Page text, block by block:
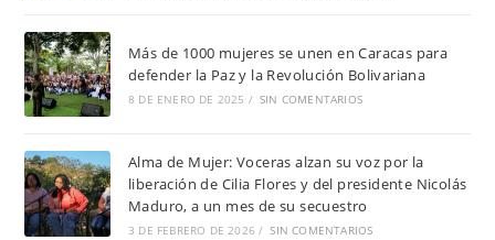
Más de 1000 mujeres se unen en Caracas para
defender la Paz y la Revolución Bolivariana
8 DE ENERO DE 2025 / SIN COMENTARIOS
Alma de Mujer: Voceras alzan su voz por la
liberación de Cilia Flores y del presidente Nicolás
Maduro, a un mes de su secuestro
3 DE FEBRERO DE 2026 / SIN COMENTARIOS